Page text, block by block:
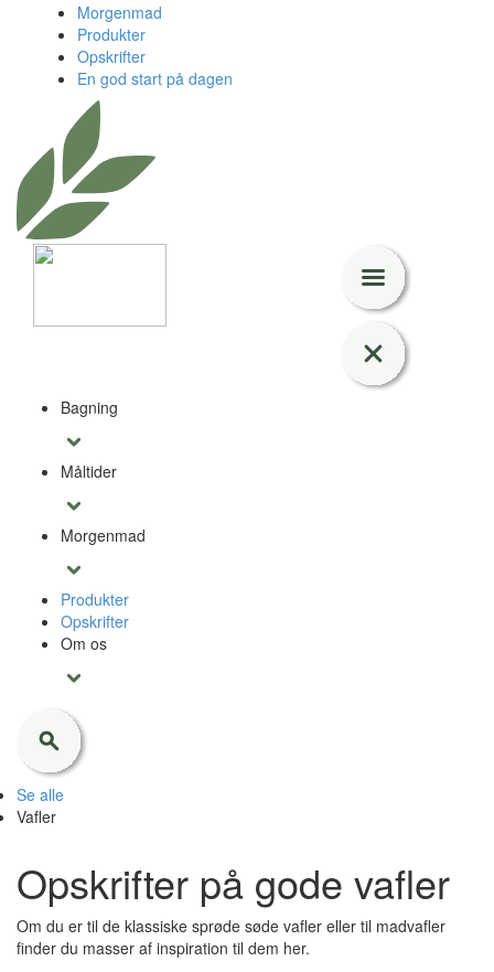
Morgenmad
Produkter
Opskrifter
En god start på dagen
Bagning
Måltider
Morgenmad
Produkter
Opskrifter
Om os
Se alle
Vafler
Opskrifter på gode vafler
Om du er til de klassiske sprøde søde vafler eller til madvafler
finder du masser af inspiration til dem her.